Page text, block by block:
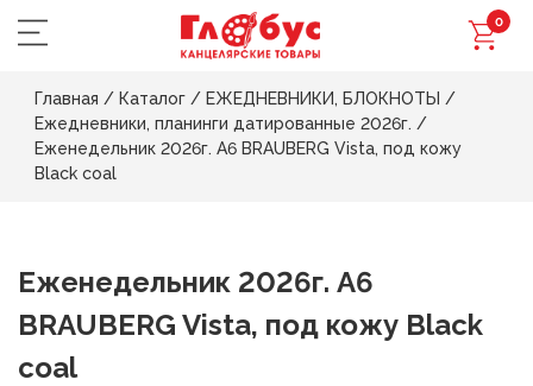
0
Главная / Каталог / ЕЖЕДНЕВНИКИ, БЛОКНОТЫ /
Ежедневники, планинги датированные 2026г. /
Еженедельник 2026г. А6 BRAUBERG Vista, под кожу
Black coal
Еженедельник 2026г. А6
BRAUBERG Vista, под кожу Black
coal